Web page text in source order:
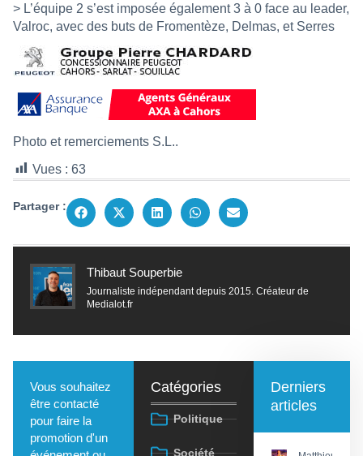
> L’équipe 2 s’est imposée également 3 à 0 face au leader,
Valroc, avec des buts de Fromentèze, Delmas, et Serres
Photo et remerciements S.L..
Vues : 63
Partager :
Thibaut Souperbie
Journaliste indépendant depuis 2015. Créateur de
Medialot.fr
Vous souhaitez
être contacté
pour faire la
promotion d'un
Catégories
Politique
Société
Derniers
articles